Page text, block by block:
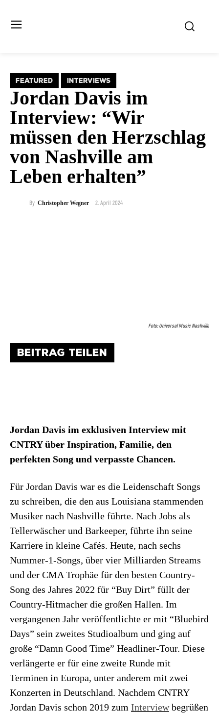
FEATURED INTERVIEWS
Jordan Davis im
Interview: “Wir
müssen den Herzschlag
von Nashville am
Leben erhalten”
By Christopher Wegner 2. April 2024
Foto: Universal Music Nashville
BEITRAG TEILEN
Jordan Davis im exklusiven Interview mit
CNTRY über Inspiration, Familie, den
perfekten Song und verpasste Chancen.
Für Jordan Davis war es die Leidenschaft Songs
zu schreiben, die den aus Louisiana stammenden
Musiker nach Nashville führte. Nach Jobs als
Tellerwäscher und Barkeeper, führte ihn seine
Karriere in kleine Cafés. Heute, nach sechs
Nummer-1-Songs, über vier Milliarden Streams
und der CMA Trophäe für den besten Country-
Song des Jahres 2022 für “Buy Dirt” füllt der
Country-Hitmacher die großen Hallen. Im
vergangenen Jahr veröffentlichte er mit “Bluebird
Days” sein zweites Studioalbum und ging auf
große “Damn Good Time” Headliner-Tour. Diese
verlängerte er für eine zweite Runde mit
Terminen in Europa, unter anderem mit zwei
Konzerten in Deutschland. Nachdem CNTRY
Jordan Davis schon 2019 zum Interviewbegrüßen